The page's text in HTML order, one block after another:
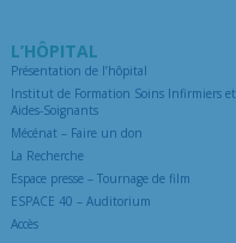
L’HÔPITAL
Présentation de l’hôpital
Institut de Formation Soins Infirmiers et
Aides-Soignants
Mécénat – Faire un don
La Recherche
Espace presse – Tournage de film
ESPACE 40 – Auditorium
Accès